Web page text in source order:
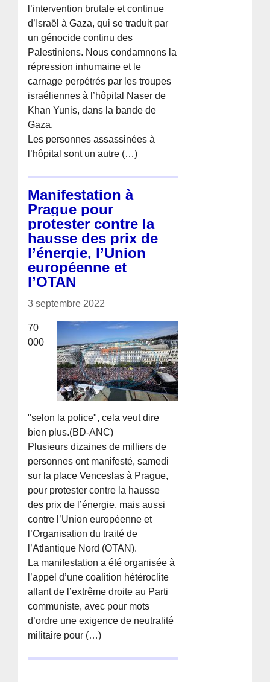
l’intervention brutale et continue
d’Israël à Gaza, qui se traduit par
un génocide continu des
Palestiniens. Nous condamnons la
répression inhumaine et le
carnage perpétrés par les troupes
israéliennes à l’hôpital Naser de
Khan Yunis, dans la bande de
Gaza.
Les personnes assassinées à
l’hôpital sont un autre (…)
Manifestation à
Prague pour
protester contre la
hausse des prix de
l’énergie, l’Union
européenne et
l’OTAN
3 septembre 2022
70
000
"selon la police", cela veut dire
bien plus.(BD-ANC)
Plusieurs dizaines de milliers de
personnes ont manifesté, samedi
sur la place Venceslas à Prague,
pour protester contre la hausse
des prix de l’énergie, mais aussi
contre l’Union européenne et
l’Organisation du traité de
l’Atlantique Nord (OTAN).
La manifestation a été organisée à
l’appel d’une coalition hétéroclite
allant de l’extrême droite au Parti
communiste, avec pour mots
d’ordre une exigence de neutralité
militaire pour (…)